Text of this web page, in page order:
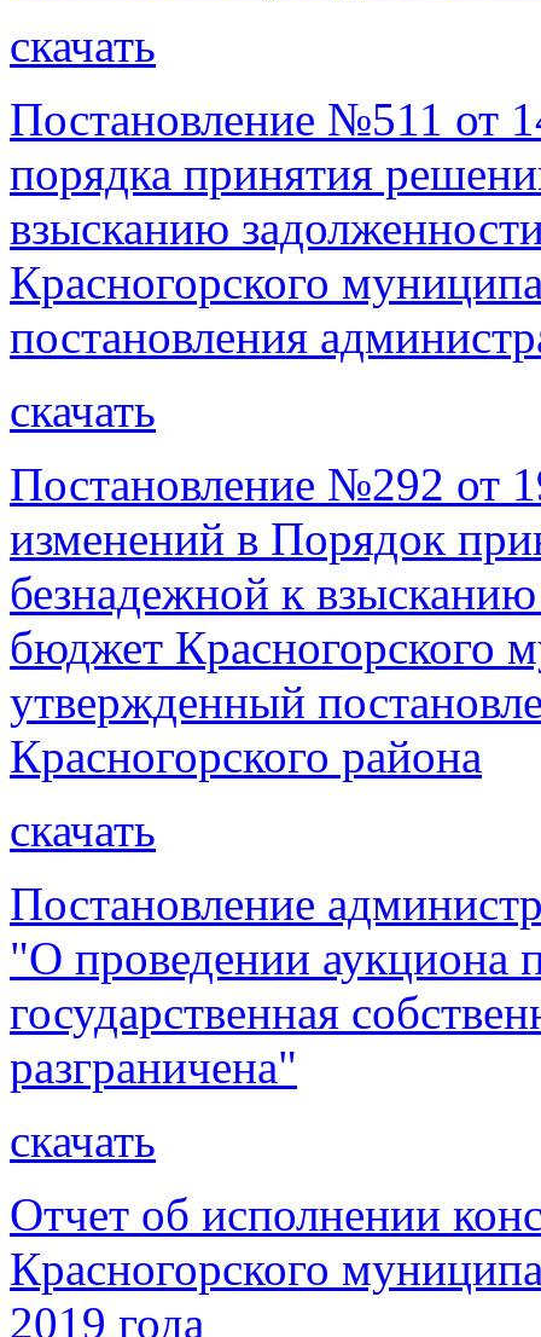
скачать
Постановление №511 от
порядка принятия
взысканию
Красногорского
постановления
скачать
Постановление №292 от
изменений в Порядок
безнадежной к
бюджет Красногорского
утвержденный
Красногорского района
скачать
Постановление
"О проведении аукциона
государственная
разграничена"
скачать
Отчет об исполнении
Красногорского
2019 года